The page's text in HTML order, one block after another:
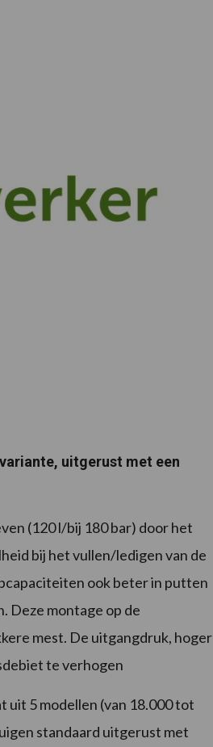
uitgerust met een
(120 l/bij 180 bar) door het
bij het vullen/ledigen van de
ook beter in putten
Deze montage op de
mest. De uitgangdruk, hoger
te verhogen
uit 5 modellen (van 18.000 tot
standaard uitgerust met